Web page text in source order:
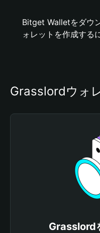
Bitget Walletをダウ
ォレットを作成する
Grasslordウォ
Grasslord